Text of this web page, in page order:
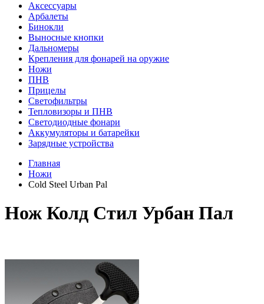
Аксессуары
Арбалеты
Бинокли
Выносные кнопки
Дальномеры
Крепления для фонарей на оружие
Ножи
ПНВ
Прицелы
Светофильтры
Тепловизоры и ПНВ
Светодиодные фонари
Аккумуляторы и батарейки
Зарядные устройства
Главная
Ножи
Cold Steel Urban Pal
Нож Колд Стил Урбан Пал